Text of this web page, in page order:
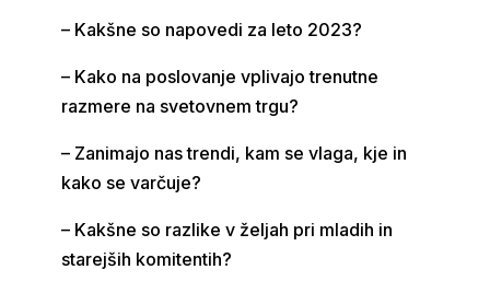
– Kakšne so napovedi za leto 2023?
– Kako na poslovanje vplivajo trenutne
razmere na svetovnem trgu?
– Zanimajo nas trendi, kam se vlaga, kje in
kako se varčuje?
– Kakšne so razlike v željah pri mladih in
starejših komitentih?